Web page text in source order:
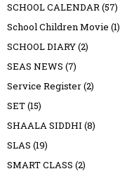
SCHOOL CALENDAR(57)
School Children Movie (1)
SCHOOL DIARY(2)
SEAS NEWS (7)
Service Register(2)
SET(15)
SHAALA SIDDHI (8)
SLAS (19)
SMART CLASS (2)